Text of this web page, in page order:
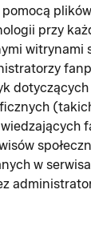
przy
witrynami
w